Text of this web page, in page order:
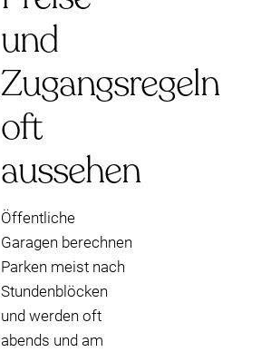
und
Zugangsregeln
oft
aussehen
Öffentliche
Garagen berechnen
Parken meist nach
Stundenblöcken
und werden oft
abends und am